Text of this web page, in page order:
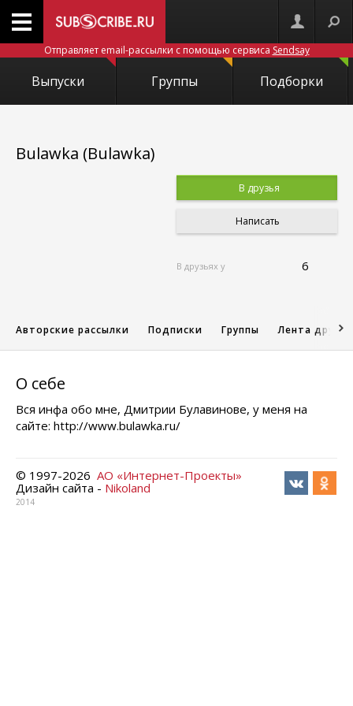
Отправляет email-рассылки с помощью сервиса Sendsay
Выпуски Группы Подборки
Bulawka (Bulawka)
В друзья
Написать
В друзьях у 6
Авторские рассылки Подписки Группы Лента друзей
О себе
Вся инфа обо мне, Дмитрии Булавинове, у меня на
сайте: http://www.bulawka.ru/
© 1997-2026 АО «Интернет-Проекты»
Дизайн сайта - Nikoland
2014